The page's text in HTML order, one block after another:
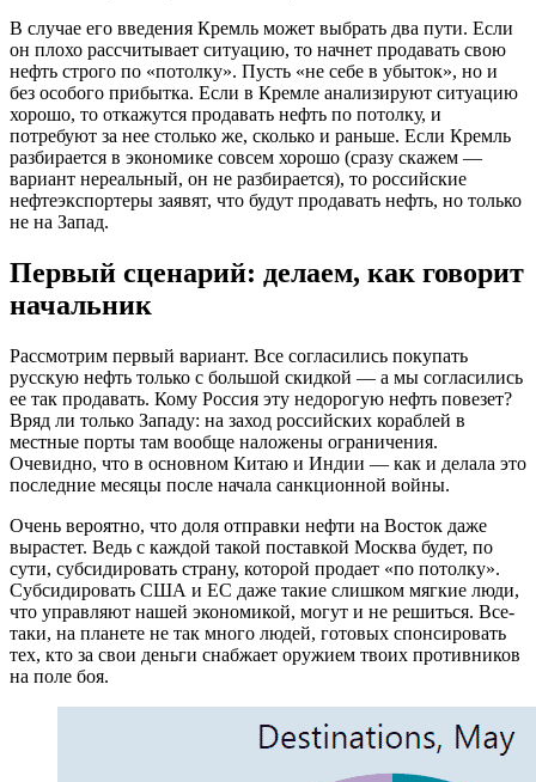
В случае его введения Кремль может выбрать два пути. Если
он плохо рассчитывает ситуацию, то начнет продавать свою
нефть строго по «потолку». Пусть «не себе в убыток», но и
без особого прибытка. Если в Кремле анализируют ситуацию
хорошо, то откажутся продавать нефть по потолку, и
потребуют за нее столько же, сколько и раньше. Если Кремль
разбирается в экономике совсем хорошо (сразу скажем —
вариант нереальный, он не разбирается), то российские
нефтеэкспортеры заявят, что будут продавать нефть, но только
не на Запад.
Первый сценарий: делаем, как говорит
начальник
Рассмотрим первый вариант. Все согласились покупать
русскую нефть только с большой скидкой — а мы согласились
ее так продавать. Кому Россия эту недорогую нефть повезет?
Вряд ли только Западу: на заход российских кораблей в
местные порты там вообще наложены ограничения.
Очевидно, что в основном Китаю и Индии — как и делала это
последние месяцы после начала санкционной войны.
Очень вероятно, что доля отправки нефти на Восток даже
вырастет. Ведь с каждой такой поставкой Москва будет, по
сути, субсидировать страну, которой продает «по потолку».
Субсидировать США и ЕС даже такие слишком мягкие люди,
что управляют нашей экономикой, могут и не решиться. Все-
таки, на планете не так много людей, готовых спонсировать
тех, кто за свои деньги снабжает оружием твоих противников
на поле боя.